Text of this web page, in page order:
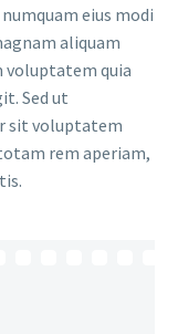
eius modi
aliquam
voluptatem quia
Sed ut
sit voluptatem
rem aperiam,